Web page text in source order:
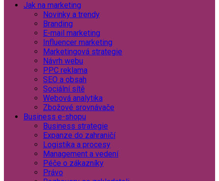
Jak na marketing
Novinky a trendy
Branding
E-mail marketing
Influencer marketing
Marketingová strategie
Návrh webu
PPC reklama
SEO a obsah
Sociální sítě
Webová analytika
Zbožové srovnávače
Business e-shopu
Business strategie
Expanze do zahraničí
Logistika a procesy
Management a vedení
Péče o zákazníky
Právo